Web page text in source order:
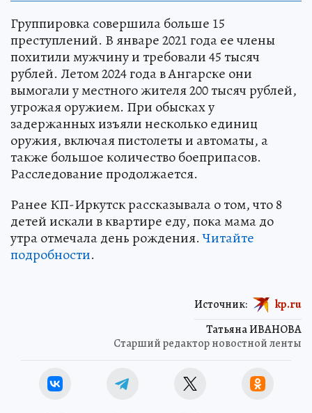
Группировка совершила больше 15
преступлений. В январе 2021 года ее члены
похитили мужчину и требовали 45 тысяч
рублей. Летом 2024 года в Ангарске они
вымогали у местного жителя 200 тысяч рублей,
угрожая оружием. При обысках у
задержанных изъяли несколько единиц
оружия, включая пистолеты и автоматы, а
также большое количество боеприпасов.
Расследование продолжается.
Ранее КП-Иркутск рассказывала о том, что 8
детей искали в квартире еду, пока мама до
утра отмечала день рождения.Читайте
подробности.
Татьяна ИВАНОВА
Старший редактор новостной ленты
Источник: kp.ru